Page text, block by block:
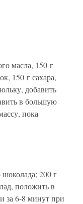
масла, 150 г
150 г сахара,
добавить
в большую
пока
200 г
положить в
за 6-8 минут при